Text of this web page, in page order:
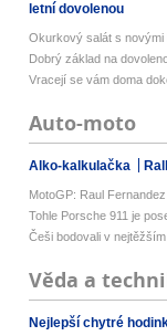
letní dovolenou
Okurkový salát s novými
Dobrý základ na
Vracejí se vám doma
Auto-moto
Alko-kalkulačka
MotoGP: Raul
Tohle Porsche 911 je
Češi bodovali v
Věda a
Nejlepší chytré